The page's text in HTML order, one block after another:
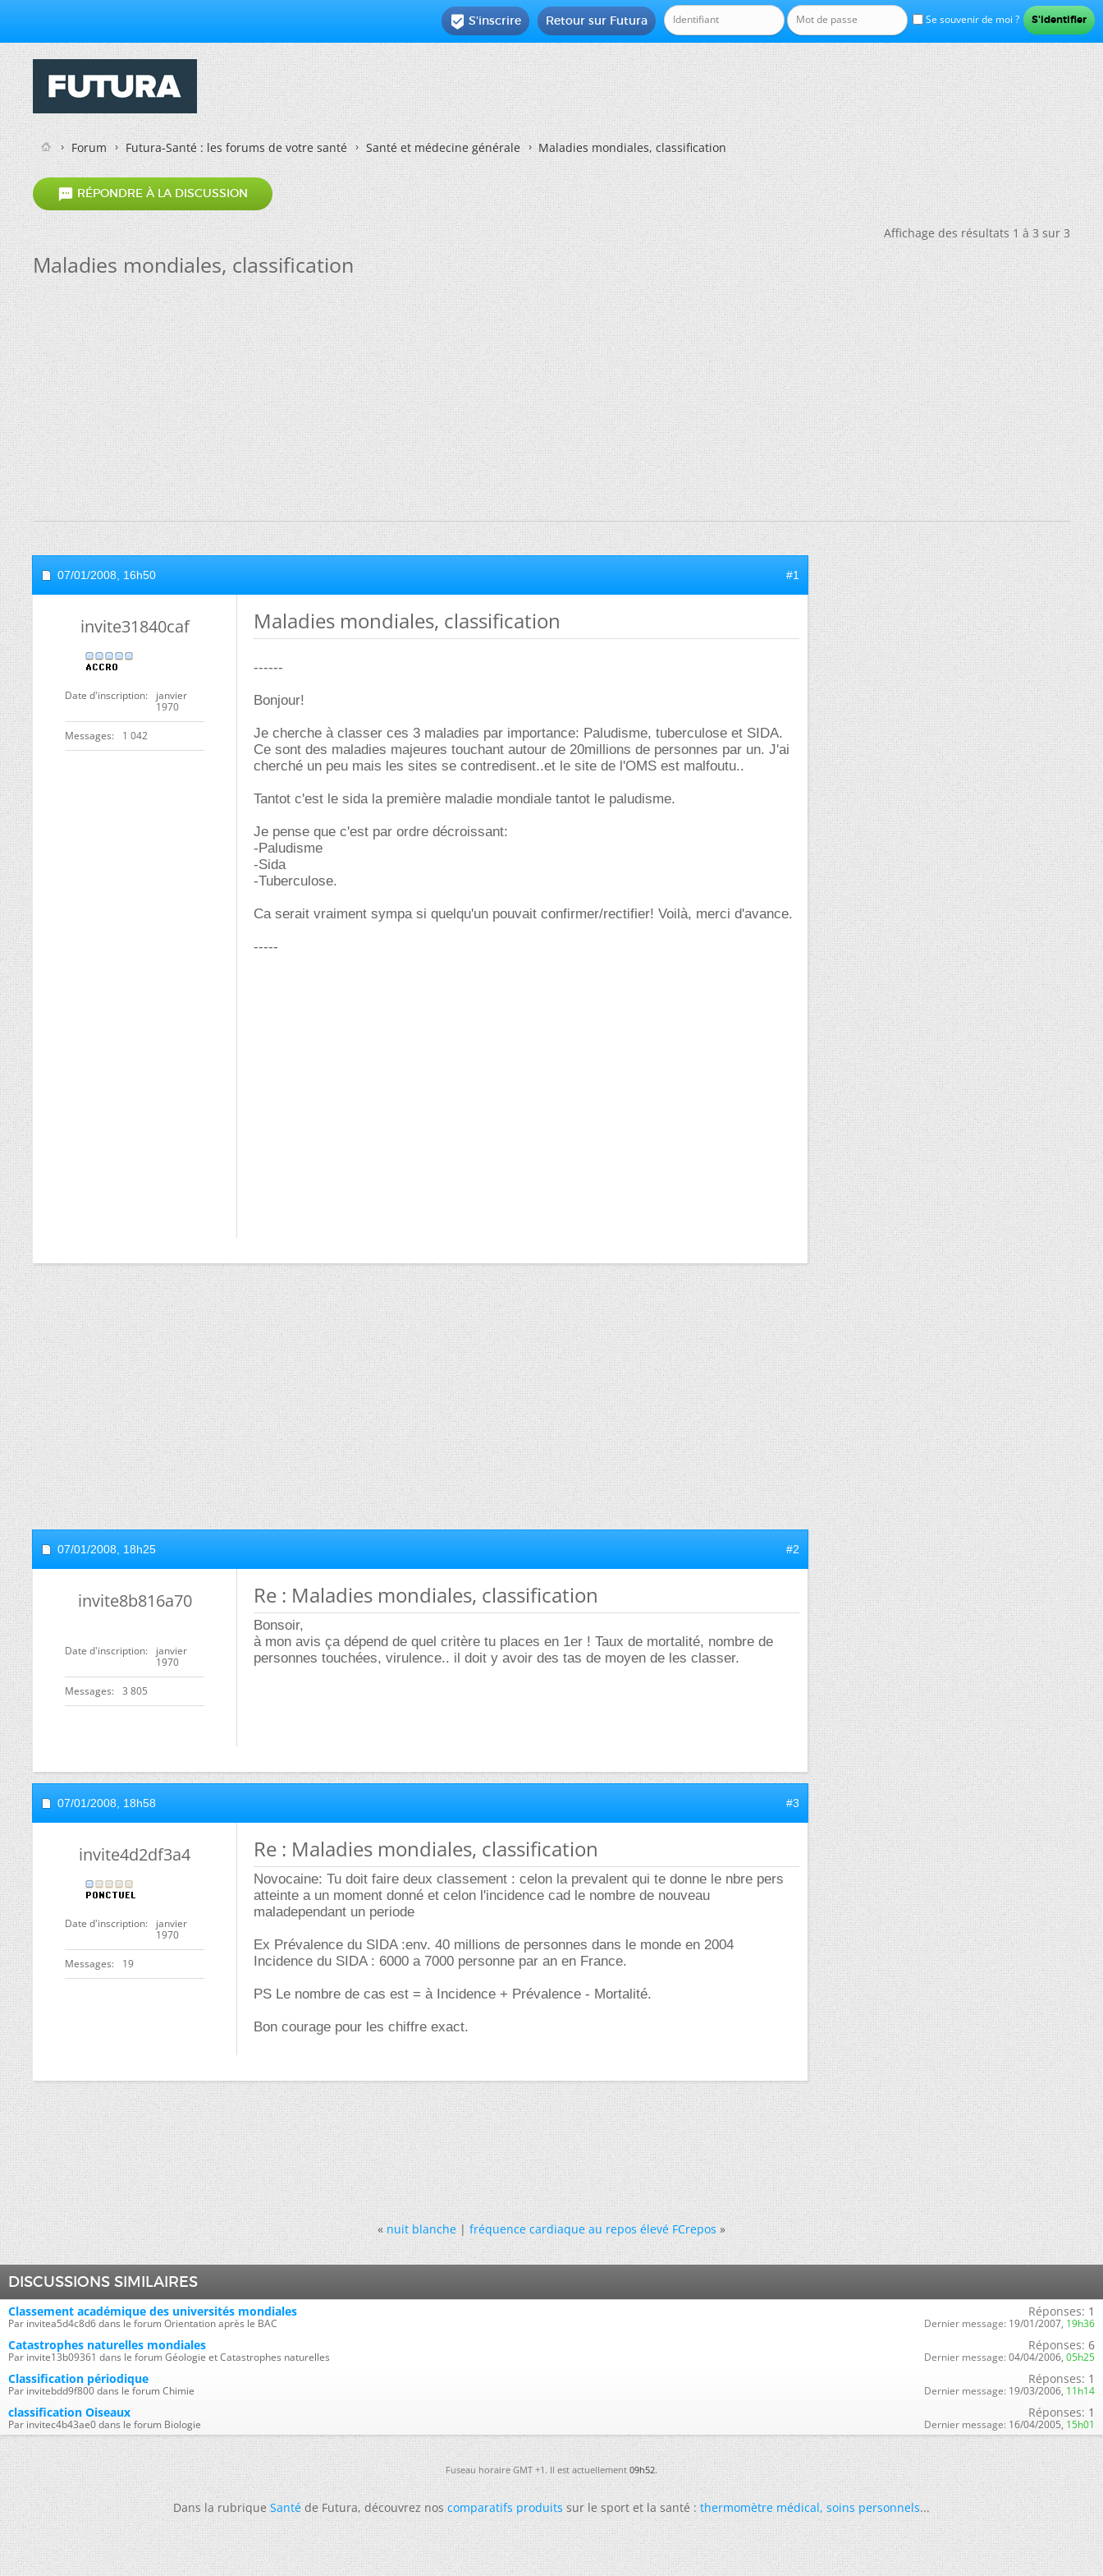
Se souvenir de moi ?
Retour sur Futura
 S'inscrire
Forum Futura-Santé : les forums de votre santé Santé et médecine générale Maladies mondiales, classification
 RÉPONDRE À LA DISCUSSION
Affichage des résultats 1 à 3 sur 3
Maladies mondiales, classification
07/01/2008, 16h50 #1
invite31840caf
Date d'inscription
janvier
1970
Messages 1 042
Maladies mondiales, classification
------
Bonjour!
Je cherche à classer ces 3 maladies par importance: Paludisme, tuberculose et SIDA.
Ce sont des maladies majeures touchant autour de 20millions de personnes par un. J'ai
cherché un peu mais les sites se contredisent..et le site de l'OMS est malfoutu..
Tantot c'est le sida la première maladie mondiale tantot le paludisme.
Je pense que c'est par ordre décroissant:
-Paludisme
-Sida
-Tuberculose.
Ca serait vraiment sympa si quelqu'un pouvait confirmer/rectifier! Voilà, merci d'avance.
-----
07/01/2008, 18h25 #2
invite8b816a70
Date d'inscription
janvier
1970
Messages 3 805
Re : Maladies mondiales, classification
Bonsoir,
à mon avis ça dépend de quel critère tu places en 1er ! Taux de mortalité, nombre de
personnes touchées, virulence.. il doit y avoir des tas de moyen de les classer.
07/01/2008, 18h58 #3
invite4d2df3a4
Date d'inscription
janvier
1970
Messages 19
Re : Maladies mondiales, classification
Novocaine: Tu doit faire deux classement : celon la prevalent qui te donne le nbre pers
atteinte a un moment donné et celon l'incidence cad le nombre de nouveau
maladependant un periode
Ex Prévalence du SIDA :env. 40 millions de personnes dans le monde en 2004
Incidence du SIDA : 6000 a 7000 personne par an en France.
PS Le nombre de cas est = à Incidence + Prévalence - Mortalité.
Bon courage pour les chiffre exact.
« nuit blanche|fréquence cardiaque au repos élevé FCrepos »
DISCUSSIONS SIMILAIRES
Classement académique des universités mondiales
Par invitea5d4c8d6 dans le forum Orientation après le BAC
Réponses: 1
Dernier message: 19/01/2007, 19h36
Catastrophes naturelles mondiales
Par invite13b09361 dans le forum Géologie et Catastrophes naturelles
Réponses: 6
Dernier message: 04/04/2006, 05h25
Classification périodique
Par invitebdd9f800 dans le forum Chimie
Réponses: 1
Dernier message: 19/03/2006, 11h14
classification Oiseaux
Par invitec4b43ae0 dans le forum Biologie
Réponses: 1
Dernier message: 16/04/2005, 15h01
Fuseau horaire GMT +1. Il est actuellement09h52.
Dans la rubriqueSantéde Futura, découvrez noscomparatifs produitssur le sport et la santé :thermomètre médical,soins personnels...